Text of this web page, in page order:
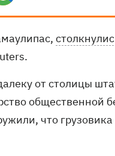
от столицы
общественной
что